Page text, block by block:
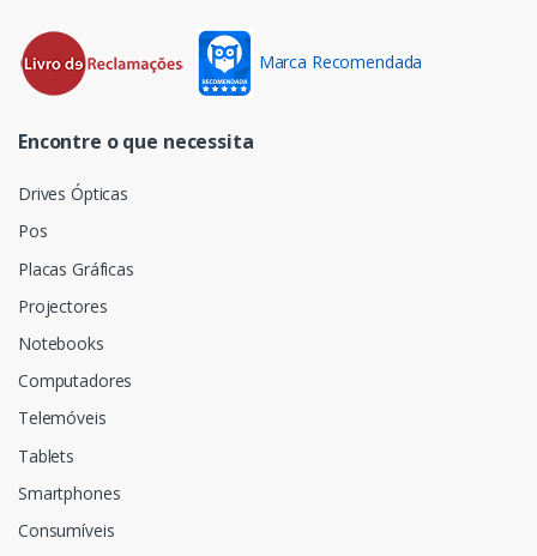
Marca Recomendada
Encontre o que necessita
Drives Ópticas
Pos
Placas Gráficas
Projectores
Notebooks
Computadores
Telemóveis
Tablets
Smartphones
Consumíveis